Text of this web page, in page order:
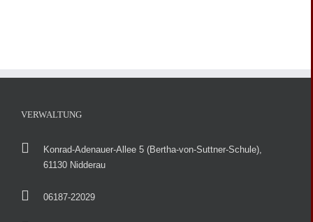
VERWALTUNG
Konrad-Adenauer-Allee 5 (Bertha-von-Suttner-Schule),
61130 Nidderau
06187-22029